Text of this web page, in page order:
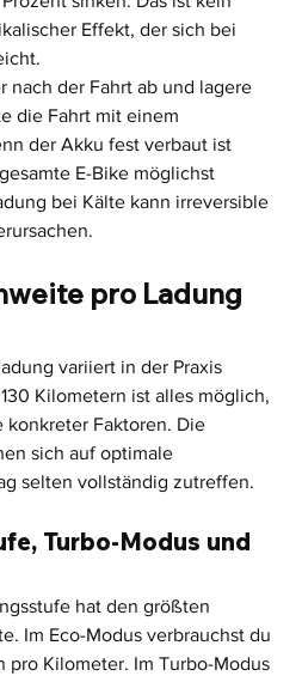
Effekt, der sich bei
nach der Fahrt ab und lagere
die Fahrt mit einem
der Akku fest verbaut ist
E-Bike möglichst
bei Kälte kann irreversible
pro Ladung
variiert in der Praxis
Kilometern ist alles möglich,
konkreter Faktoren. Die
sich auf optimale
selten vollständig zutreffen.
Turbo-Modus und
hat den größten
Im Eco-Modus verbrauchst du
pro Kilometer. Im Turbo-Modus